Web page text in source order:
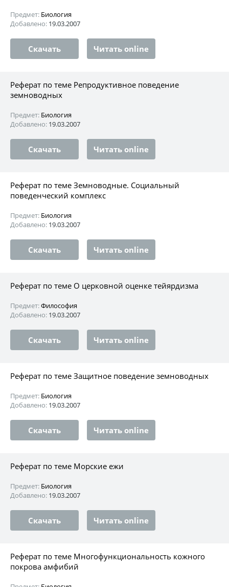
Предмет: Биология
Добавлено: 19.03.2007
Скачать Читать online
Реферат по теме Репродуктивное поведение
земноводных
Предмет: Биология
Добавлено: 19.03.2007
Скачать Читать online
Реферат по теме Земноводные. Социальный
поведенческий комплекс
Предмет: Биология
Добавлено: 19.03.2007
Скачать Читать online
Реферат по теме О церковной оценке тейярдизма
Предмет:Философия
Добавлено: 19.03.2007
Скачать Читать online
Реферат по теме Защитное поведение земноводных
Предмет: Биология
Добавлено: 19.03.2007
Скачать Читать online
Реферат по теме Морские ежи
Предмет: Биология
Добавлено: 19.03.2007
Скачать Читать online
Реферат по теме Многофункциональность кожного
покрова амфибий